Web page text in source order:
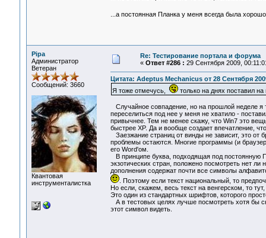
...а постоянная Планка у меня всегда была
Pipa
Администратор
Ветеран
Сообщений: 3660
Квантовая
инструменталистка
Re: Тестирование портала и форума
« Ответ #286 : 29 Сентября 2009,
Цитата: Adeptus Mechanicus от 28 Сентября
Я тоже отмечусь,
только на днях поставил на
Случайное совпадение, но на прошлой неделе
переселиться под нее у меня не хватило -
привычнее. Тем не менее скажу, что Win7 это
быстрее XP. Да и вообще создает впечатление,
Заезжание страниц от винды не зависит, это
проблемы остаются. Многие программы (и
его Word'ом.
В принципе буква, подходящая под постоянную
экзотических стран, положено посмотреть нет
дополнения содержат почти все символы
. Поэтому если текст национальный, то
Но если, скажем, весь текст на венгерском, то
Это один из стандартных шрифтов, которого
А в тестовых целях лучше посмотреть хотя бы
этот символ видеть.